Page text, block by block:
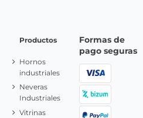
Productos
Hornos
industriales
Neveras
Industriales
Vitrinas
Formas de
pago seguras